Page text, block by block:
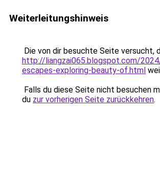
Weiterleitungshinweis
Die von dir besuchte Seite versucht,
http://liangzai065.blogspot.com/
escapes-exploring-beauty-of.html
Falls du diese Seite nicht besuchen
du zur vorherigen Seite zurückkehren.